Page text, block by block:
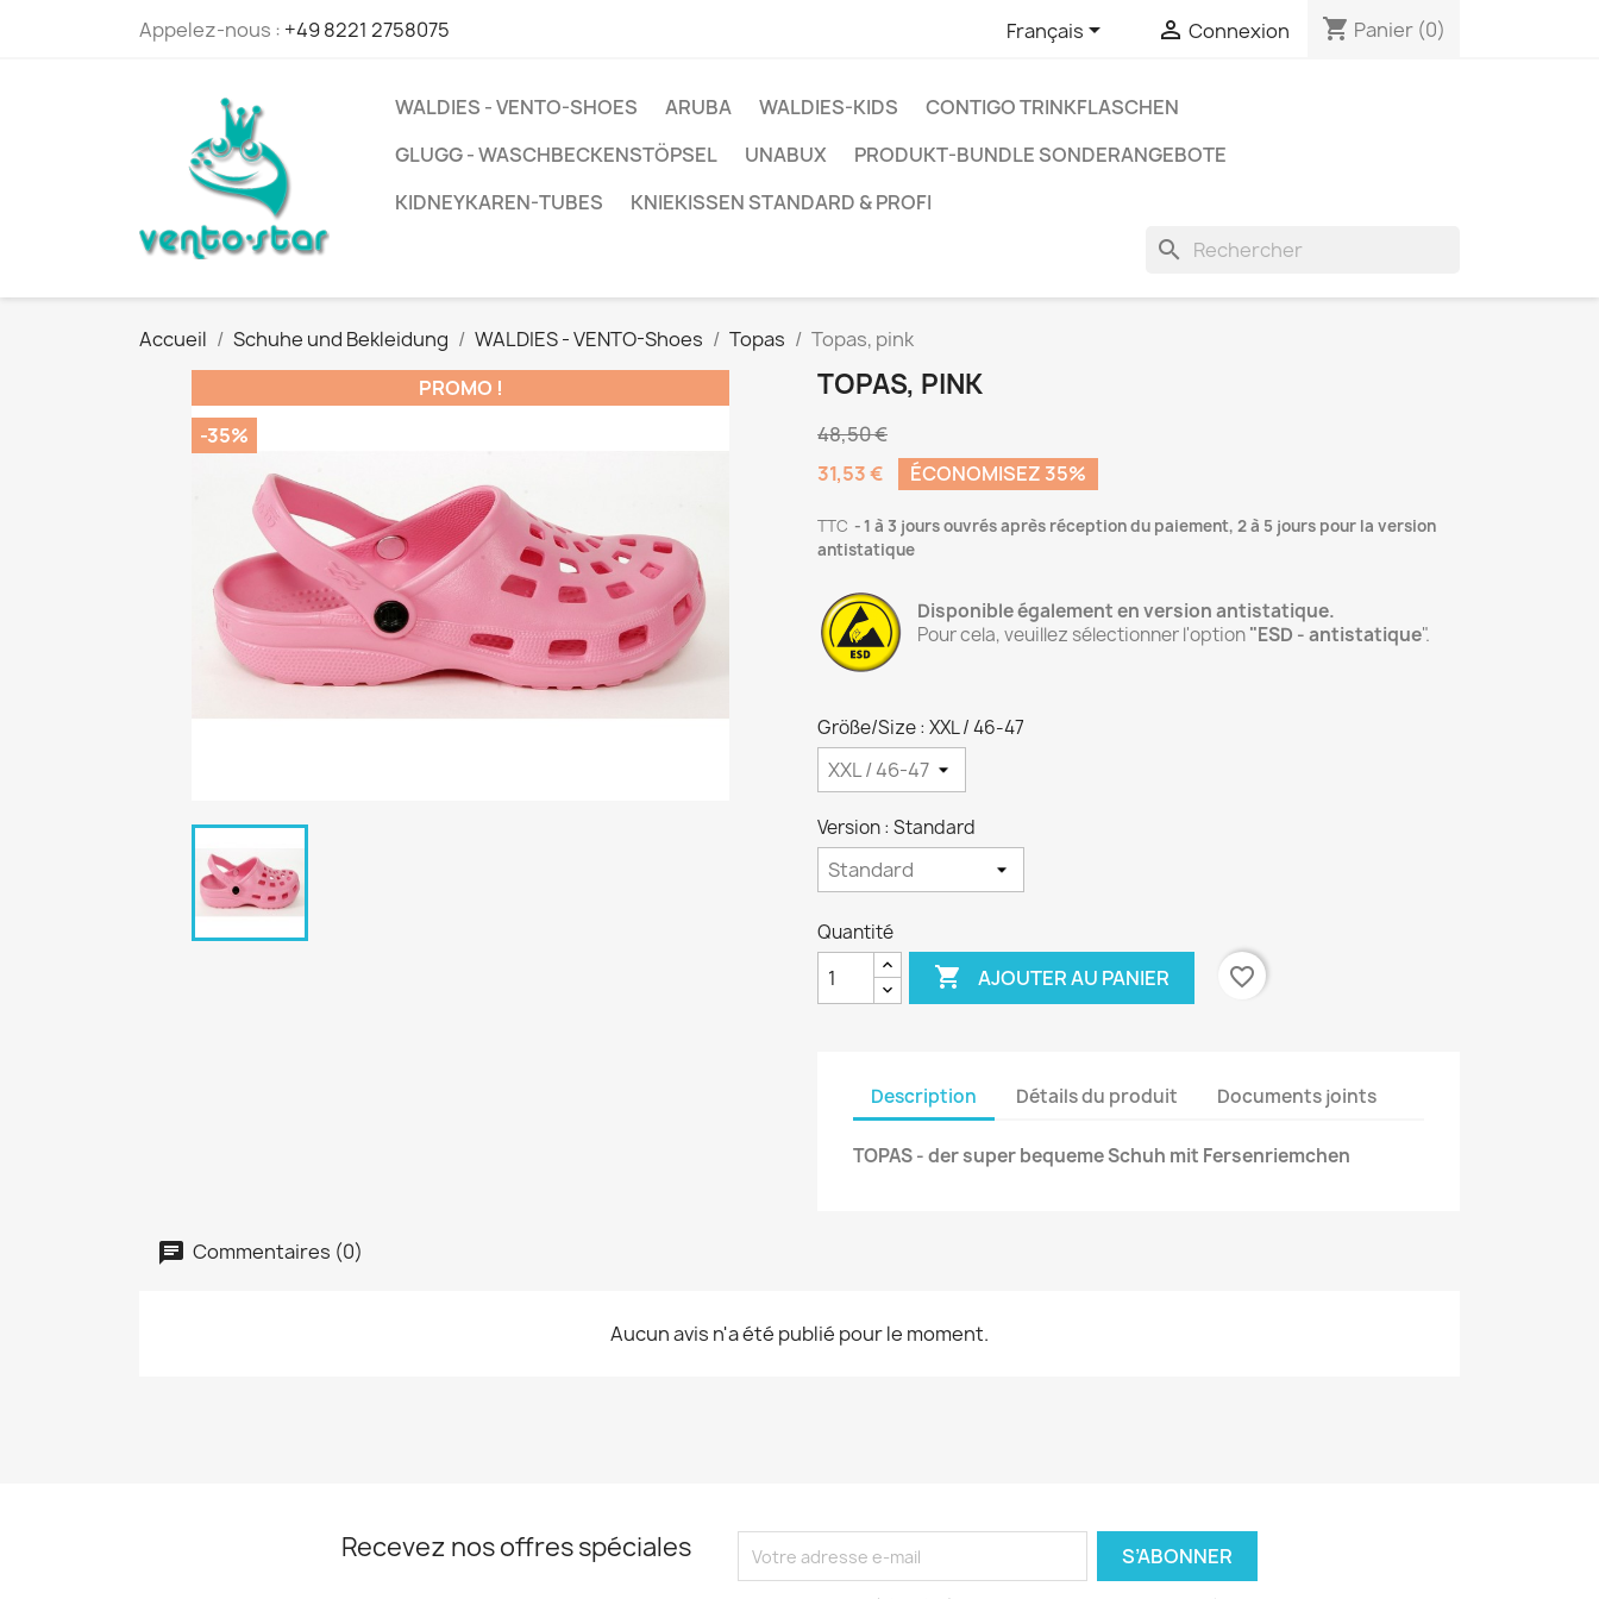
Appelez-nous : +49 8221 2758075 Français  Connexion shopping_cart Panier (0)
WALDIES - VENTO-SHOES ARUBA WALDIES-KIDS
CONTIGO TRINKFLASCHEN
GLUGG - WASCHBECKENSTÖPSEL
UNABUX
PRODUKT-BUNDLE SONDERANGEBOTE
KIDNEYKAREN-TUBES
KNIEKISSEN STANDARD & PROFI
search
Accueil Schuhe und Bekleidung WALDIES - VENTO-Shoes Topas
Topas, pink
PROMO !
-35%
TOPAS, PINK
48,50 €
31,53 €
ÉCONOMISEZ 35%
TTC
1 à 3 jours ouvrés après réception du paiement, 2 à 5 jours pour la version
antistatique
Disponible également en version antistatique.
Pour cela, veuillez sélectionner l'option"ESD - antistatique".
Größe/Size : XXL / 46-47
Version : Standard
Quantité
 AJOUTER AU PANIER favorite_border
Description Détails du produit Documents joints
TOPAS - der super bequeme Schuh mit Fersenriemchen
Commentaires (0)
Aucun avis n'a été publié pour le moment.
Recevez nos offres spéciales